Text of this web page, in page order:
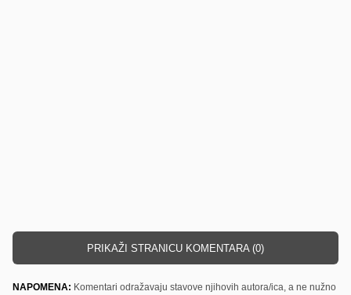
PRIKAŽI STRANICU KOMENTARA (0)
NAPOMENA: Komentari odražavaju stavove njihovih autora/ica, a ne nužno